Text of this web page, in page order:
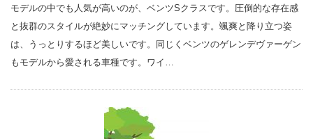
モデルの中でも人気が高いのが、ベンツSクラスです。圧倒的な存在感
と抜群のスタイルが絶妙にマッチングしています。颯爽と降り立つ姿
は、うっとりするほど美しいです。同じくベンツのゲレンデヴァーゲン
もモデルから愛される車種です。ワイ…